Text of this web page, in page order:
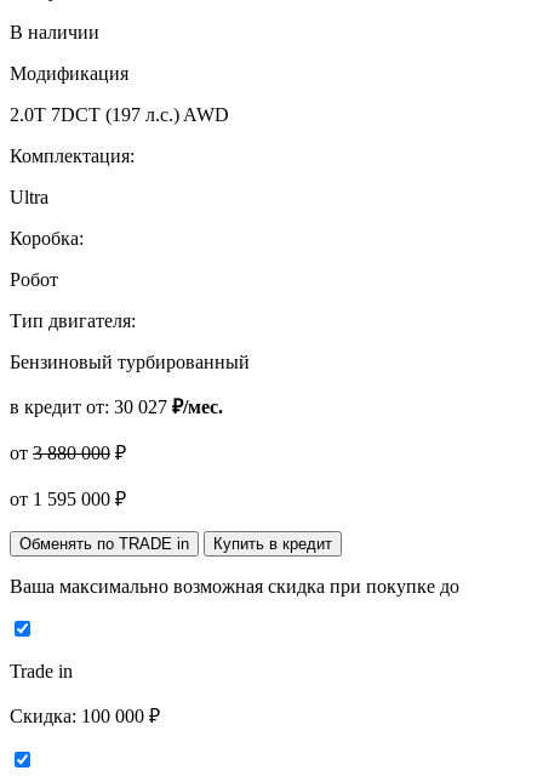
В наличии
Модификация
2.0T 7DCT (197 л.с.) AWD
Комплектация:
Ultra
Коробка:
Робот
Тип двигателя:
Бензиновый турбированный
в кредит от: 30 027 ₽/мес.
от 3 880 000 ₽
от 1 595 000 ₽
Обменять по TRADE in Купить в кредит
Ваша максимально возможная скидка при покупке до
Trade in
Скидка: 100 000 ₽